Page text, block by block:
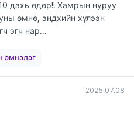
Хамрын нуруу
эгч нар...
эмнэлэг
2025.07.08